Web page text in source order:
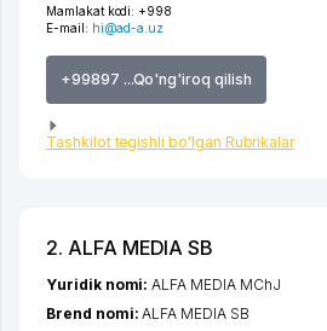
Mamlakat kodi: +998
E-mail: hi@ad-a.uz
+99897 ...Qo'ng'iroq qilish
Tashkilot tegishli bo'lgan Rubrikalar
2. ALFA MEDIA SB
Yuridik nomi:ALFA MEDIA MChJ
Brend nomi:ALFA MEDIA SB